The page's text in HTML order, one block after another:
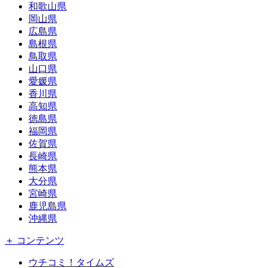
和歌山県
岡山県
広島県
島根県
鳥取県
山口県
愛媛県
香川県
高知県
徳島県
福岡県
佐賀県
長崎県
熊本県
大分県
宮崎県
鹿児島県
沖縄県
＋ コンテンツ
ウチコミ！タイムズ